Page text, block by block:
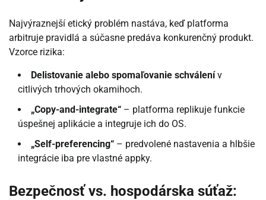
Najvýraznejší etický problém nastáva, keď platforma
arbitruje pravidlá a súčasne predáva konkurenčný produkt.
Vzorce rizika:
Delistovanie alebo spomaľovanie schválenív
citlivých trhových okamihoch.
„Copy-and-integrate“ – platforma replikuje funkcie
úspešnej aplikácie a integruje ich do OS.
„Self-preferencing“ – predvolené nastavenia a hlbšie
integrácie iba pre vlastné appky.
Bezpečnosť vs. hospodárska súťaž: